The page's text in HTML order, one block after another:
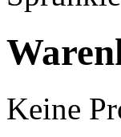
Keine